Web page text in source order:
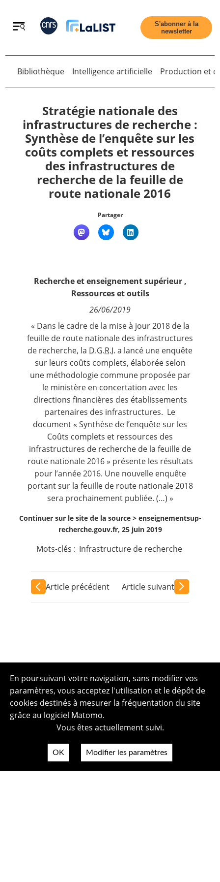
Retour
Accueil
Tous les articles
Qui sommes nous ?
S'abonner à la
newsletter
Retour
Bibliothèque Intelligence artificielle Production et
Stratégie nationale des
infrastructures de recherche :
Synthèse de l’enquête sur les
coûts complets et ressources
des infrastructures de
recherche de la feuille de
route nationale 2016
Partager
Recherche et enseignement supérieur,
Ressources et outils
26/06/2019
« Dans le cadre de la mise à jour 2018 de la
feuille de route nationale des infrastructures
de recherche, la D.G.R.I. a lancé une enquête
sur leurs coûts complets, élaborée selon
une méthodologie commune proposée par
le ministère en concertation avec les
directions financières des établissements
partenaires des infrastructures. Le
document « Synthèse de l’enquête sur les
Coûts complets et ressources des
infrastructures de recherche de la feuille de
route nationale 2016 » présente les résultats
pour l’année 2016. Une nouvelle enquête
portant sur la feuille de route nationale 2018
sera prochainement publiée. (…) »
Continuer sur le site de la source > enseignementsup-
recherche.gouv.fr, 25 juin 2019
Mots-clés : Infrastructure de recherche
Article précédent Article suivant
En poursuivant votre navigation, sans modifier vos
paramètres, vous acceptez l'utilisation et le dépôt de
cookies destinés à mesurer la fréquentation du site
grâce au logiciel Matomo.
Vous êtes actuellement suivi.
OK Modifier les paramètres